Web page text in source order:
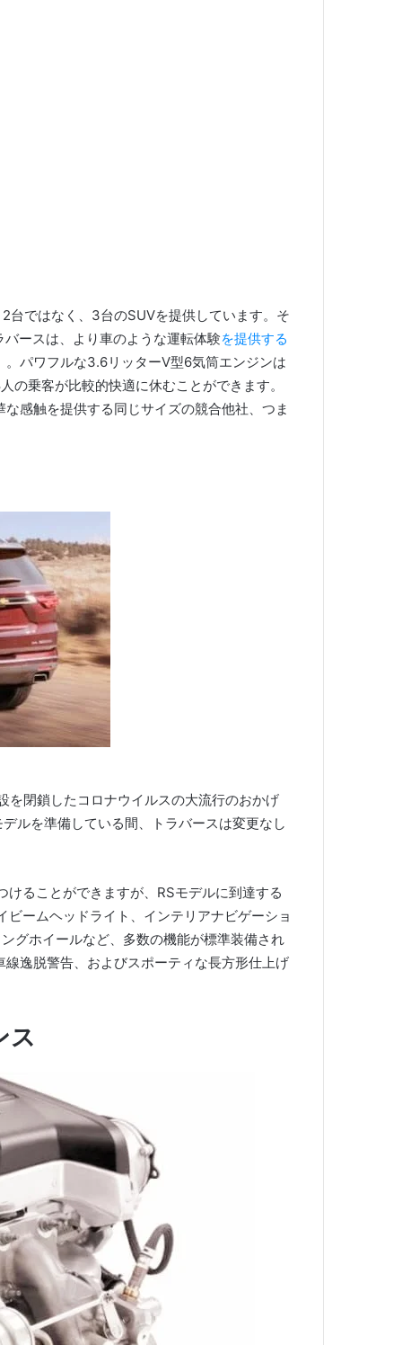
台ではなく、3台のSUVを提供しています。 そ
ースは、より車のような運転体験を提供する
パワフルな3.6リッターV型6気筒エンジンは
乗客が比較的快適に休むことができます。
感触を提供する同じサイズの競合他社、つま
を閉鎖したコロナウイルスの大流行のおかげ
ルを準備している間、トラバースは変更なし
ることができますが、RSモデルに到達する
ームヘッドライト、インテリアナビゲーショ
グホイールなど、多数の機能が標準装備され
逸脱警告、およびスポーティな長方形仕上げ
ス